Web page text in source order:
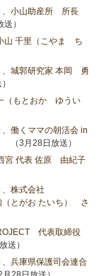
、小山助産所 所長
）
山​ 千里（こやま ち
、城郭研究家 本岡 勇
（もとおか ゆうい
働くママの朝活会 in
（3月28日放送）
宮 代表 佐原 由紀子
株式会社
とがお たいち） さ
代表取締役
送）
兵庫県保護司会連合